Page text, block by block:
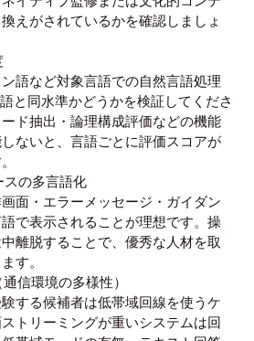
えがされているかを確認しましょ
語など対象言語での自然言語処理
と同水準かどうかを検証してくださ
ド抽出・論理構成評価などの機能
ないと、言語ごとに評価スコアが
の多言語化
面・エラーメッセージ・ガイダン
で表示されることが理想です。操
離脱することで、優秀な人材を取
す。
信環境の多様性）
する候補者は低帯域回線を使うケ
トリーミングが重いシステムは回